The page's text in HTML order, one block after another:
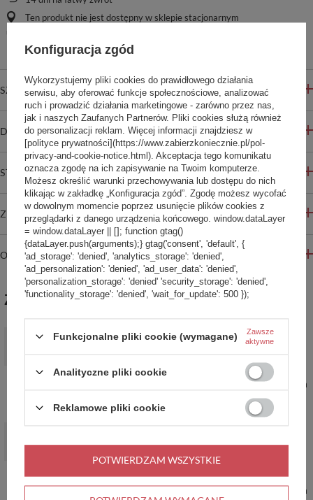
Ten produkt nie jest dostępny w sklepie stacjonarnym
SZCZEGÓŁOWE INFORMACJE
DO POBRANIA
STREFA REKOMENDACJI
ZADAJ PYTANIE
OPINIE
ZABIERZ JESZCZE :)
PROMOCJA
Butelka termiczna Contigo Autoseal Chill Matte Black 720ml
Najniższa cena produktu w okresie 30 dni przed wprowadzeniem
Cena regularna:169,99 zł-31%
Butelka termiczna na wodę Contigo Ashland 2.0 Chill 720 ml
Najniższa cena produktu w okresie 30 dni przed wprowadzeniem
Konfiguracja zgód
Wykorzystujemy pliki cookies do prawidłowego działania
serwisu, aby oferować funkcje społecznościowe, analizować
ruch i prowadzić działania marketingowe - zarówno przez nas,
jak i naszych Zaufanych Partnerów. Pliki cookies służą również
do personalizacji reklam. Więcej informacji znajdziesz w
[polityce prywatności](https://www.zabierzkoniecznie.pl/pol-
privacy-and-cookie-notice.html). Akceptacja tego komunikatu
oznacza zgodę na ich zapisywanie na Twoim komputerze.
Możesz określić warunki przechowywania lub dostępu do nich
klikając w zakładkę „Konfiguracja zgód”. Zgodę możesz wycofać
w dowolnym momencie poprzez usunięcie plików cookies z
przeglądarki z danego urządzenia końcowego. window.dataLayer
= window.dataLayer || []; function gtag()
{dataLayer.push(arguments);} gtag('consent', 'default', {
'ad_storage': 'denied', 'analytics_storage': 'denied',
'ad_personalization': 'denied', 'ad_user_data': 'denied',
'personalization_storage': 'denied' 'security_storage': 'denied',
'functionality_storage': 'denied', 'wait_for_update': 500 });
Funkcjonalne pliki cookie (wymagane)
Zawsze
aktywne
Analityczne pliki cookie
Reklamowe pliki cookie
POTWIERDZAM WSZYSTKIE